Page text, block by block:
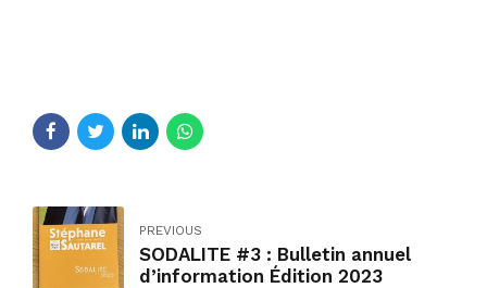
PREVIOUS
SODALITE #3 : Bulletin annuel
d’information Édition 2023